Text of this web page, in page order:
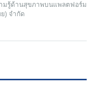
มรู้ด้านสุขภาพบนแพลตฟอร์ม
) จํากัด